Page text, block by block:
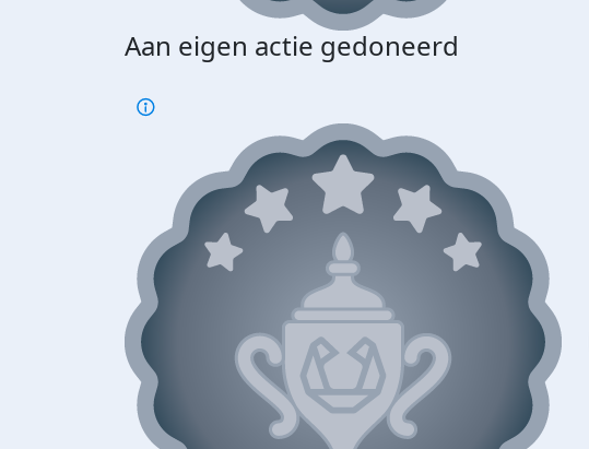
Aan eigen actie gedoneerd